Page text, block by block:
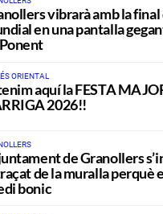
vibrarà amb la final
en una pantalla
ORIENTAL
aquí la FESTA
2026!!
de Granollers
de la muralla perquè
bonic